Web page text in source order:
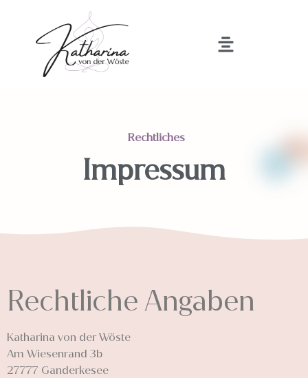
Rechtliches
Impressum
Rechtliche Angaben
Katharina von der Wöste
Am Wiesenrand 3b
27777 Ganderkesee